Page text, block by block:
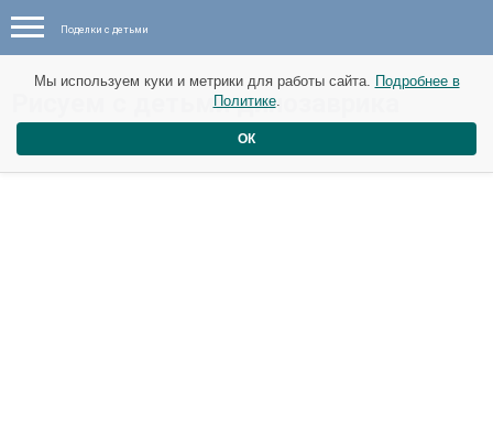
Поделки с детьми
​Рисуем с детьми динозаврика
Мы используем куки и метрики для работы сайта. Подробнее в
Политике.
ОК